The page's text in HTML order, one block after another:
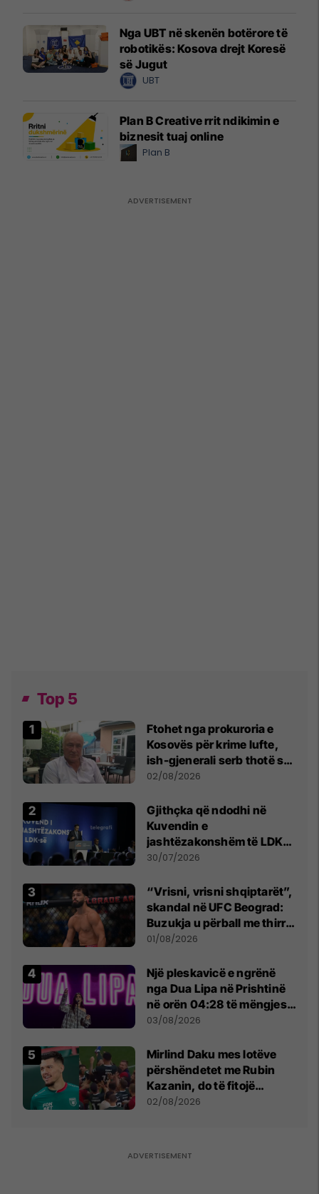
Nga UBT në skenën botërore të
robotikës: Kosova drejt Koresë
së Jugut
UBT
Plan B Creative rrit ndikimin e
biznesit tuaj online
Plan B
Top 5
Ftohet nga prokuroria e
Kosovës për krime lufte,
ish-gjenerali serb thotë se
dikush e tradhtoi në
02/08/2026
Gjithçka që ndodhi në
Kuvendin e
jashtëzakonshëm të LDK-
së
30/07/2026
“Vrisni, vrisni shqiptarët”,
skandal në UFC Beograd:
Buzukja u përball me thirrje
anti-shqiptare nga
01/08/2026
Një pleskavicë e ngrënë
nga Dua Lipa në Prishtinë
në orën 04:28 të mëngjesit
- dhe bota digjitale serbe
03/08/2026
Mirlind Daku mes lotëve
përshëndetet me Rubin
Kazanin, do të fitojë
miliona te Spartak Moska
02/08/2026